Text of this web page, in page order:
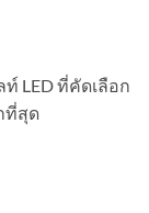
LED ที่คัดเลือก
ที่สุด